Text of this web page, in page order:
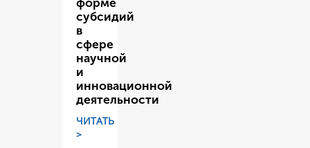
форме
субсидий
в
сфере
научной
и
инновационной
деятельности
ЧИТАТЬ
>